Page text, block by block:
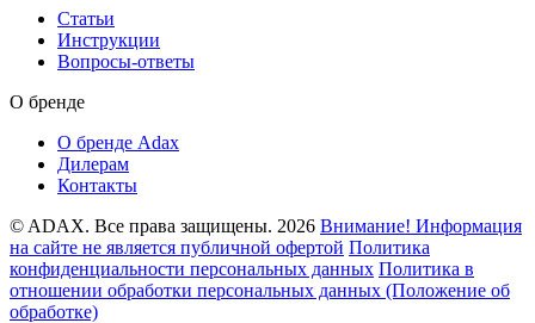
Статьи
Инструкции
Вопросы-ответы
О бренде
О бренде Adax
Дилерам
Контакты
© ADAX. Все права защищены. 2026 Внимание! Информация
на сайте не является публичной офертой Политика
конфиденциальности персональных данных Политика в
отношении обработки персональных данных (Положение об
обработке)